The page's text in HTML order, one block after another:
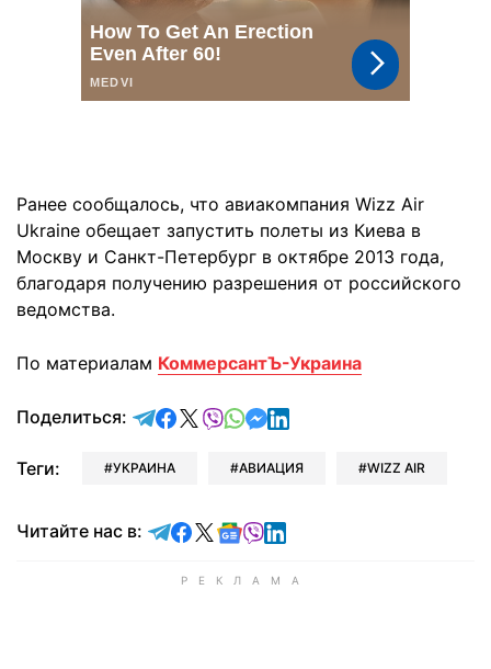
Ранее сообщалось, что авиакомпания Wizz Air
Ukraine обещает запустить полеты из Киева в
Москву и Санкт-Петербург в октябре 2013 года,
благодаря получению разрешения от российского
ведомства.
По материалам КоммерсантЪ-Украина
Поделиться: отправить в Telegram
поделиться в Facebook
поделиться в X
отправить в Viber
отправить в Whatsapp
отправить в Messenger
отправить в LinkedIn
Теги: УКРАИНА АВИАЦИЯ WIZZ AIR
Читайте нас в: Читайте в Telegram
Читайте в Facebook
Читайте в X
Читайте в Google news
Читайте в Viber
Читайте в LinkedIn